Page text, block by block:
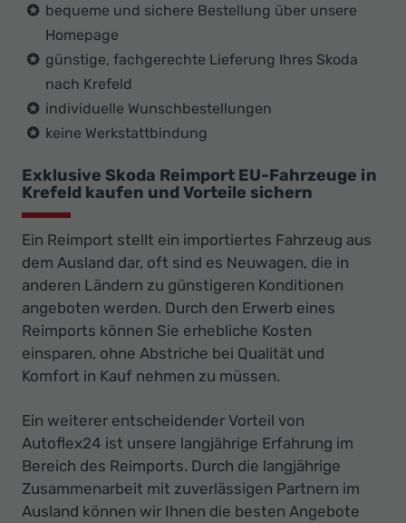
bequeme und sichere Bestellung über unsere
Homepage
günstige, fachgerechte Lieferung Ihres Skoda
nach Krefeld
individuelle Wunschbestellungen
keine Werkstattbindung
Exklusive Skoda Reimport EU-Fahrzeuge in
Krefeld kaufen und Vorteile sichern
Ein Reimport stellt ein importiertes Fahrzeug aus
dem Ausland dar, oft sind es Neuwagen, die in
anderen Ländern zu günstigeren Konditionen
angeboten werden. Durch den Erwerb eines
Reimports können Sie erhebliche Kosten
einsparen, ohne Abstriche bei Qualität und
Komfort in Kauf nehmen zu müssen.
Ein weiterer entscheidender Vorteil von
Autoflex24 ist unsere langjährige Erfahrung im
Bereich des Reimports. Durch die langjährige
Zusammenarbeit mit zuverlässigen Partnern im
Ausland können wir Ihnen die besten Angebote